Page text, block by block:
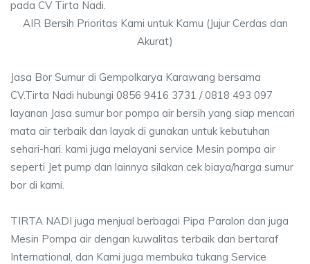
pada CV Tirta Nadi.
AIR Bersih Prioritas Kami untuk Kamu (Jujur Cerdas dan
Akurat)
Jasa Bor Sumur di Gempolkarya Karawang bersama
CV.Tirta Nadi hubungi 0856 9416 3731 / 0818 493 097
layanan Jasa sumur bor pompa air bersih yang siap mencari
mata air terbaik dan layak di gunakan untuk kebutuhan
sehari-hari. kami juga melayani service Mesin pompa air
seperti Jet pump dan lainnya silakan cek biaya/harga sumur
bor di kami.
TIRTA NADI juga menjual berbagai Pipa Paralon dan juga
Mesin Pompa air dengan kuwalitas terbaik dan bertaraf
International, dan Kami juga membuka tukang Service